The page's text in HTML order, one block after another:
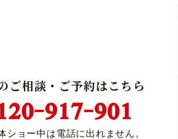
ご相談・ご予約はこちら
917-901
ショー中は電話に出れません。